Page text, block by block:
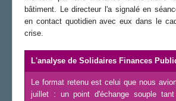
bâtiment. Le directeur l'a signalé en
en contact quotidien avec eux dans le
crise.
L'analyse de Solidaires Finances
Le format retenu est celui que nous
juillet : un point d'échange souple